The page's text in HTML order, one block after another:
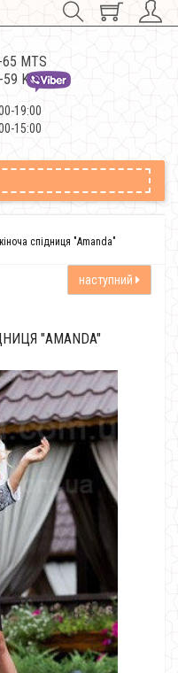
MTS
Kievstar
19:00
15:00
спідниця "Amanda"
наступний
"AMANDA"